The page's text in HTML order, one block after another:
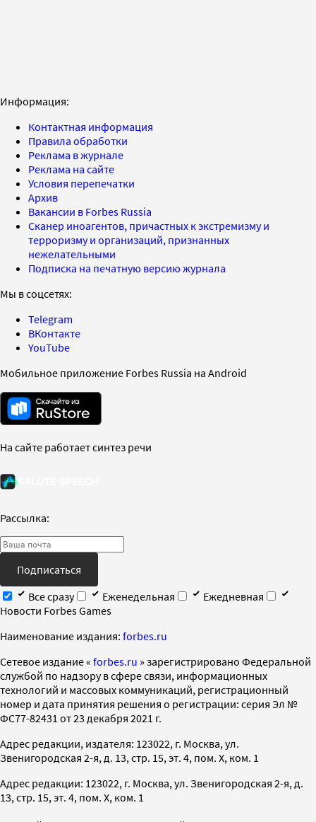
Информация:
Контактная информация
Правила обработки
Реклама в журнале
Реклама на сайте
Условия перепечатки
Архив
Вакансии в Forbes Russia
Сканер иноагентов, причастных к экстремизму и
терроризму и организаций, признанных
нежелательными
Подписка на печатную версию журнала
Мы в соцсетях:
Telegram
ВКонтакте
YouTube
Мобильное приложение Forbes Russia на Android
На сайте работает синтез речи
Рассылка:
Подписаться
Все сразу
Еженедельная
Ежедневная
Новости Forbes Games
Наименование издания: forbes.ru
Cетевое издание « forbes.ru » зарегистрировано Федеральной
службой по надзору в сфере связи, информационных
технологий и массовых коммуникаций, регистрационный
номер и дата принятия решения о регистрации: серия Эл №
ФС77-82431 от 23 декабря 2021 г.
Адрес редакции, издателя: 123022, г. Москва, ул.
Звенигородская 2-я, д. 13, стр. 15, эт. 4, пом. X, ком. 1
Адрес редакции: 123022, г. Москва, ул. Звенигородская 2-я, д.
13, стр. 15, эт. 4, пом. X, ком. 1